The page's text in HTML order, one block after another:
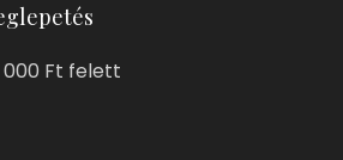
000 Ft felett